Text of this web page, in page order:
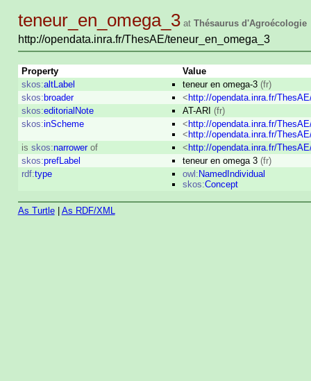
teneur_en_omega_3 at Thésaurus d'Agroécologie
http://opendata.inra.fr/ThesAE/teneur_en_omega_3
Property
Value
skos:altLabel teneur en omega-3 (fr)
skos:broader <http://opendata.inra.fr/
skos:editorialNote AT-ARI (fr)
skos:inScheme <http://opendata.inra.fr/
<http://opendata.inra.fr/
is skos:narrower of <http://opendata.inra.fr/
skos:prefLabel teneur en omega 3 (fr)
rdf:type owl:NamedIndividual
skos:Concept
As Turtle| As RDF/XML